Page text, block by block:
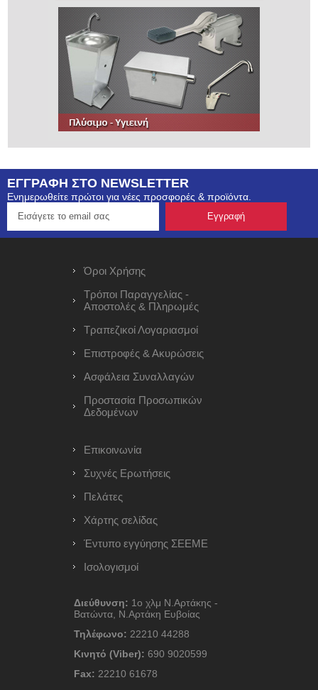
ΕΓΓΡΑΦΗ ΣΤΟ NEWSLETTER
Ενημερωθείτε πρώτοι για νέες προσφορές & προϊόντα.
Όροι Χρήσης
Τρόποι Παραγγελίας -
Αποστολές & Πληρωμές
Τραπεζικοί Λογαριασμοί
Επιστροφές & Ακυρώσεις
Ασφάλεια Συναλλαγών
Προστασία Προσωπικών
Δεδομένων
Επικοινωνία
Συχνές Ερωτήσεις
Πελάτες
Χάρτης σελίδας
Έντυπο εγγύησης ΣΕΕΜΕ
Ισολογισμοί
Διεύθυνση: 1ο χλμ Ν.Αρτάκης -
Βατώντα, Ν.Αρτάκη Ευβοίας
Τηλέφωνο: 22210 44288
Κινητό (Viber): 690 9020599
Fax: 22210 61678